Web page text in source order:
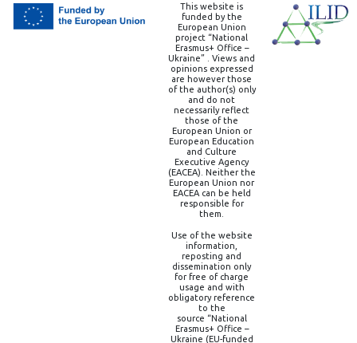
This website is
funded by the
European Union
project “National
Erasmus+ Office –
Ukraine” . Views and
opinions expressed
are however those
of the author(s) only
and do not
necessarily reflect
those of the
European Union or
European Education
and Culture
Executive Agency
(EACEA). Neither the
European Union nor
EACEA can be held
responsible for
them.
Use of the website
information,
reposting and
dissemination only
for free of charge
usage and with
obligatory reference
to the
source “National
Erasmus+ Office –
Ukraine (EU-funded